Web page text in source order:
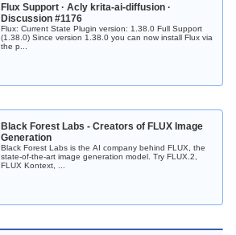
Flux Support · Acly krita-ai-diffusion ·
Discussion #1176
Flux: Current State Plugin version: 1.38.0 Full Support
(1.38.0) Since version 1.38.0 you can now install Flux via
the p...
Black Forest Labs - Creators of FLUX Image
Generation
Black Forest Labs is the AI company behind FLUX, the
state-of-the-art image generation model. Try FLUX.2,
FLUX Kontext, ...